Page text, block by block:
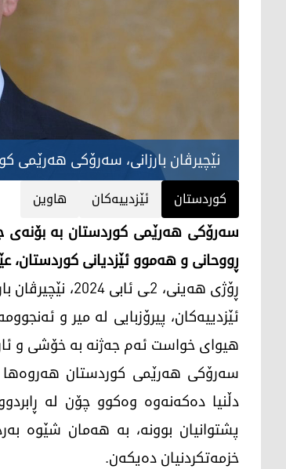
نێچیرڤان بارزانی، سەرۆکی هەرێمی
کوردستان ئێزدییه‌كان هاوین
سه‌رۆكی هه‌رێمی كوردستان به‌ بۆنه‌ی
ڕووحانی و هه‌موو ئێزدیانی كوردستان،
ڕۆژی هه‌ینی،
ئێزدییه‌كان، پیرۆزبایی له‌ میر و
هیوای خواست ئه‌م جه‌ژنه‌ به‌ خۆشی و
سه‌رۆكی هه‌رێمی كوردستان هه‌روه‌ها
دڵنیا ده‌كه‌نه‌وه‌ وه‌كوو چۆن له‌
پشتوانیان بوونه‌، به‌ هه‌مان شێوه‌
خزمه‌تكردنیان ده‌یكه‌ن.